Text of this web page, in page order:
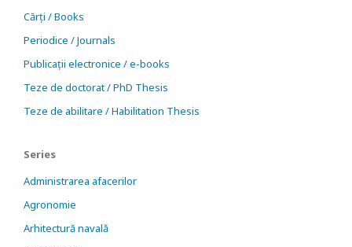
Cărți / Books
Periodice / Journals
Publicații electronice / e-books
Teze de doctorat / PhD Thesis
Teze de abilitare / Habilitation Thesis
Series
Administrarea afacerilor
Agronomie
Arhitectură navală